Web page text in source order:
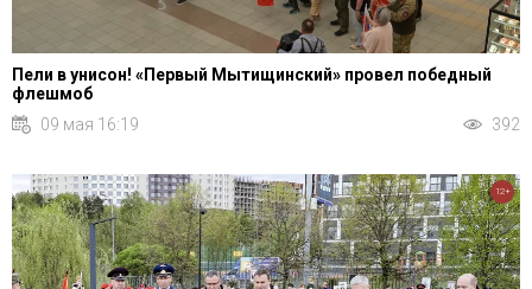
Пели в унисон! «Первый Мытищинский» провел победный
флешмоб
09 мая 16:19
392
12+